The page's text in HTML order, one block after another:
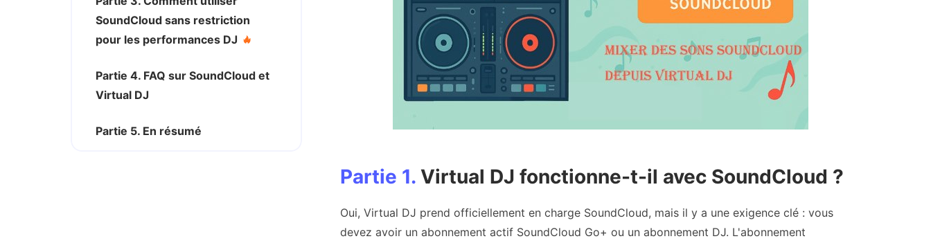
SoundCloud sans restriction
pour les performances DJ
Partie 4. FAQ sur SoundCloud et
Virtual DJ
Partie 5. En résumé
Partie 1. Virtual DJ fonctionne-t-il avec SoundCloud ?
Oui, Virtual DJ prend officiellement en charge SoundCloud, mais il y a une exigence clé : vous
devez avoir un abonnement actif SoundCloud Go+ ou un abonnement DJ. L'abonnement